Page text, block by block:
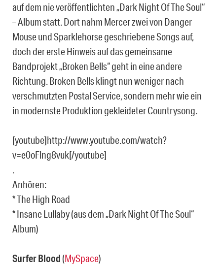
auf dem nie veröffentlichten „Dark Night Of The Soul“
– Album statt. Dort nahm Mercer zwei von Danger
Mouse und Sparklehorse geschriebene Songs auf,
doch der erste Hinweis auf das gemeinsame
Bandprojekt „Broken Bells“ geht in eine andere
Richtung. Broken Bells klingt nun weniger nach
verschmutzten Postal Service, sondern mehr wie ein
in modernste Produktion gekleideter Countrysong.
[youtube]http://www.youtube.com/watch?
v=e0oFlng8vuk[/youtube]
.
Anhören:
* The High Road
* Insane Lullaby (aus dem „Dark Night Of The Soul“
Album)
Surfer Blood(MySpace)